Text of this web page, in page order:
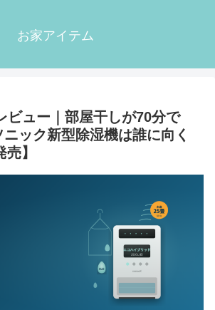
お家アイテム
ビュー｜部屋干しが70分で
ック新型除湿機は誰に向く
】